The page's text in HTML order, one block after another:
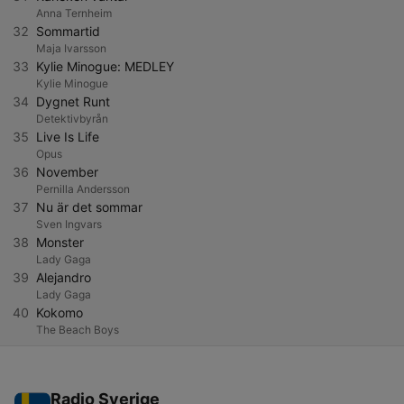
Anna Ternheim
32 Sommartid
Maja Ivarsson
33 Kylie Minogue: MEDLEY
Kylie Minogue
34 Dygnet Runt
Detektivbyrån
35 Live Is Life
Opus
36 November
Pernilla Andersson
37 Nu är det sommar
Sven Ingvars
38 Monster
Lady Gaga
39 Alejandro
Lady Gaga
40 Kokomo
The Beach Boys
Radio Sverige